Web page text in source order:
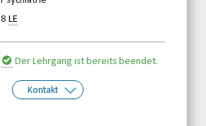
8LE
Der Lehrgang ist bereits beendet.
Kontakt